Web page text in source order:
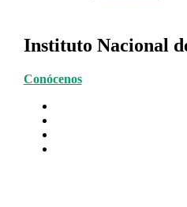
Instituto Nacional
Conócenos